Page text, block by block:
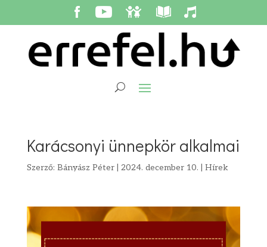
Karácsonyi ünnepkör alkalmai
Szerző: Bányász Péter| 2024. december 10. Hírek